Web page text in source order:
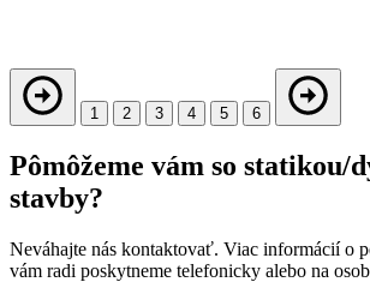
1 2 3 4 5 6
Pômôžeme vám so statikou/
stavby?
Neváhajte nás kontaktovať. Viac informácií o
vám radi poskytneme telefonicky alebo na